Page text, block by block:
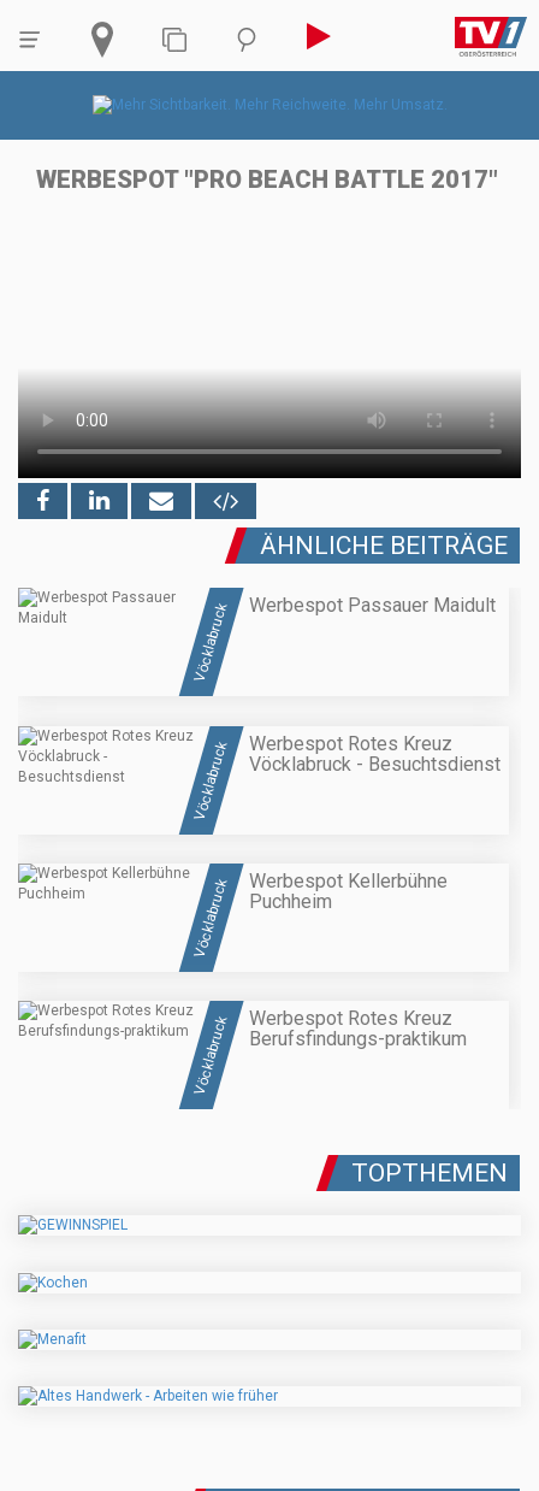
WERBESPOT "PRO BEACH BATTLE 2017"
ÄHNLICHE BEITRÄGE
Vöcklabruck Werbespot Passauer Maidult
Vöcklabruck
Werbespot Rotes Kreuz
Vöcklabruck - Besuchtsdienst
Vöcklabruck
Werbespot Kellerbühne
Puchheim
Vöcklabruck
Werbespot Rotes Kreuz
Berufsfindungs-praktikum
TOPTHEMEN